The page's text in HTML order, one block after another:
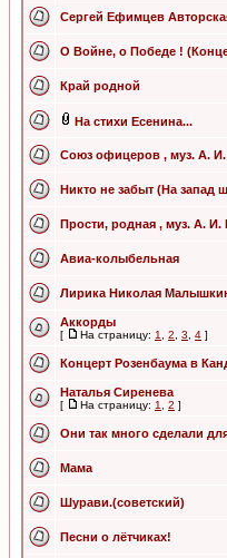
Сергей Ефимцев
О Войне, о Победе !
Край родной
На стихи Есенина...
Союз офицеров , муз. А.
Никто не забыт (На запад
Прости, родная , муз. А. И.
Авиа-колыбельная
Лирика Николая
Аккорды
[ На страницу: 1 2 3 4 ]
Концерт Розенбаума в
Наталья Сиренева
[ На страницу: 1 2 ]
Они так много сделали
Мама
Шурави.(советский)
Песни о лётчиках!